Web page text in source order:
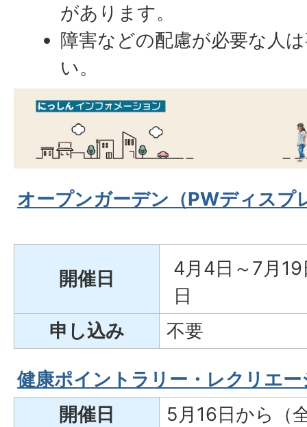
があります。
障害などの配慮が必要な人
い。
オープンガーデン（PWディスプ
開催日
4月4日～7月19
日
申し込み
不要
健康ポイントラリー・レクリエ
開催日
5月16日から（